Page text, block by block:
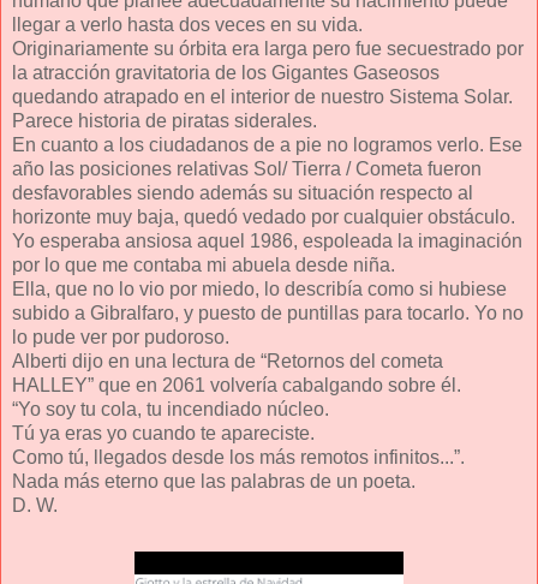
llegar a verlo hasta dos veces en su vida.
Originariamente su órbita era larga pero fue secuestrado por
la atracción gravitatoria de los Gigantes Gaseosos
quedando atrapado en el interior de nuestro Sistema Solar.
Parece historia de piratas siderales.
En cuanto a los ciudadanos de a pie no logramos verlo. Ese
año las posiciones relativas Sol/ Tierra / Cometa fueron
desfavorables siendo además su situación respecto al
horizonte muy baja, quedó vedado por cualquier obstáculo.
Yo esperaba ansiosa aquel 1986, espoleada la imaginación
por lo que me contaba mi abuela desde niña.
Ella, que no lo vio por miedo, lo describía como si hubiese
subido a Gibralfaro, y puesto de puntillas para tocarlo. Yo no
lo pude ver por pudoroso.
Alberti dijo en una lectura de “Retornos del cometa
HALLEY” que en 2061 volvería cabalgando sobre él.
“Yo soy tu cola, tu incendiado núcleo.
Tú ya eras yo cuando te apareciste.
Como tú, llegados desde los más remotos infinitos...”.
Nada más eterno que las palabras de un poeta.
D. W.